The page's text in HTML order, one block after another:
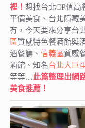
裡！ 想找台北CP值高
平價美食、台北隱藏
有，今天要來分享台
區質感特色餐酒館與
酒餐廳、 信義區質感
酒館、知名台北大巨
等等… 此篇整理出網
美食推薦！